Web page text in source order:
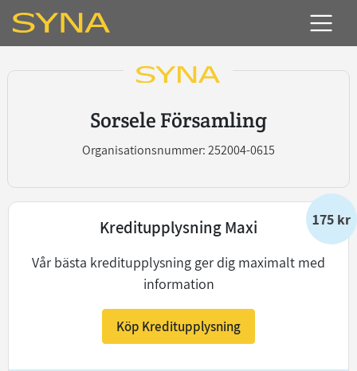
Sorsele Församling
Organisationsnummer: 252004-0615
175 kr
Kreditupplysning Maxi
Vår bästa kreditupplysning ger dig maximalt med
information
Köp Kreditupplysning